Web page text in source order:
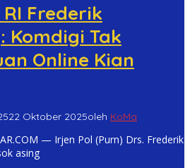
Frederik
Komdigi Tak
Online Kian
22 Oktober 2025oleh KoMa
— Irjen Pol (Purn) Drs. Frederik
asing